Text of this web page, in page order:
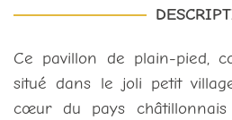
Ce pavillon de plain-pied,
situé dans le joli petit
cœur du pays